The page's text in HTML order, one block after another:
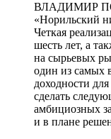
ВЛАДИМИР
«Норильский
Четкая
шесть лет, а
на сырьевых
один из самых
доходности
сделать
амбициозных
и в плане